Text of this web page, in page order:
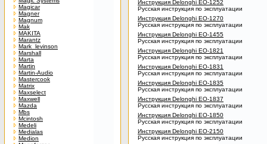
Magicar
Magner
Magnum
Mak
MAKITA
Marantz
Mark_levinson
Marshall
Marta
Martin
Martin-Audio
Mastercook
Matrix
Maxselect
Maxwell
Mazda
Mbs
Mcintosh
Medeli
Medialas
Medion
Инструкция Delonghi EO-1252
Русская инструкция по эксплуатации
Инструкция Delonghi EO-1270
Русская инструкция по эксплуатации
Инструкция Delonghi EO-1455
Русская инструкция по эксплуатации
Инструкция Delonghi EO-1821
Русская инструкция по эксплуатации
Инструкция Delonghi EO-1831
Русская инструкция по эксплуатации
Инструкция Delonghi EO-1835
Русская инструкция по эксплуатации
Инструкция Delonghi EO-1837
Русская инструкция по эксплуатации
Инструкция Delonghi EO-1850
Русская инструкция по эксплуатации
Инструкция Delonghi EO-2150
Русская инструкция по эксплуатации